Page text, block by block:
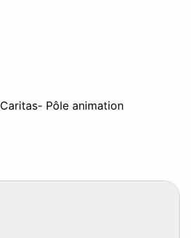
Caritas- Pôle animation